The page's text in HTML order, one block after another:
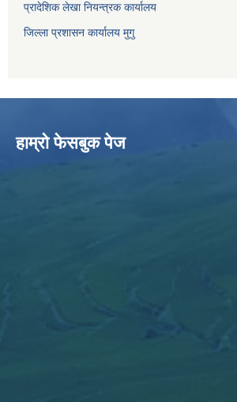
प्रादेशिक लेखा नियन्त्रक कार्यालय
जिल्ला प्रशासन कार्यालय मुगु
हाम्राे फेसबुक पेज